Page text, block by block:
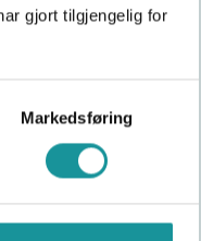
gjort tilgjengelig for
Markedsføring